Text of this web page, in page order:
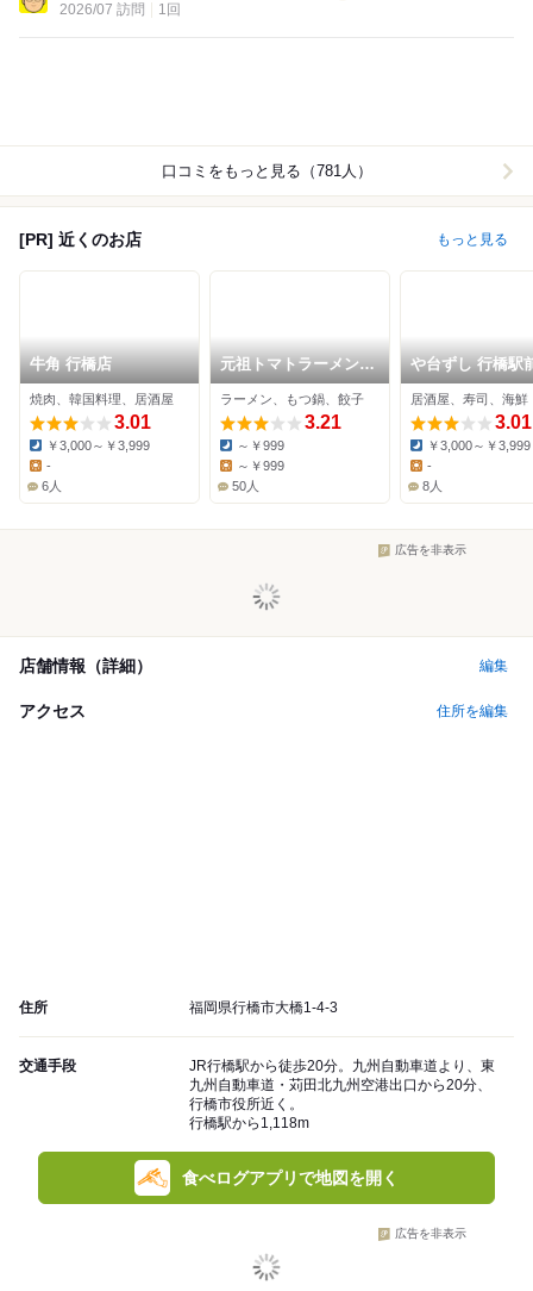
2026/07 訪問
1回
口コミをもっと見る（781人）
[PR] 近くのお店 もっと見る
牛角 行橋店
焼肉、韓国料理、居酒屋
3.01
Dinner:
￥3,000～￥3,999
Lunch:
-
6人
元祖トマトラーメンと
辛めんと元祖トマトも
つ鍋 三味 遠賀郡水巻
みどりんぱーく店
ラーメン、もつ鍋、餃子
3.21
Dinner:
～￥999
Lunch:
～￥999
50人
や台ずし 行橋駅
居酒屋、寿司、海鮮
3.01
Dinner:
￥3,000～￥3,999
Lunch:
-
8人
広告を非表示
店舗情報（詳細） 編集
アクセス 住所を編集
住所 福岡県行橋市大橋1-4-3
交通手段
JR行橋駅から徒歩20分。九州自動車道より、東
九州自動車道・苅田北九州空港出口から20分、
行橋市役所近く。
行橋駅から1,118m
食べログアプリで地図を開く
広告を非表示